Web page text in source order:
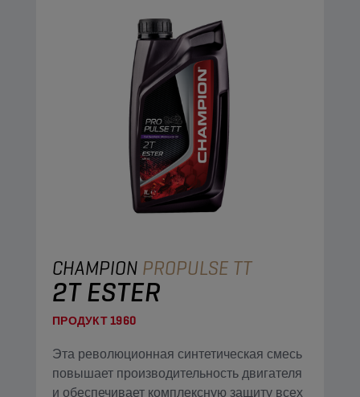
CHAMPION PROPULSE TT
2T ESTER
ПРОДУКТ1960
Эта революционная синтетическая смесь
повышает производительность двигателя
и обеспечивает комплексную защиту всех